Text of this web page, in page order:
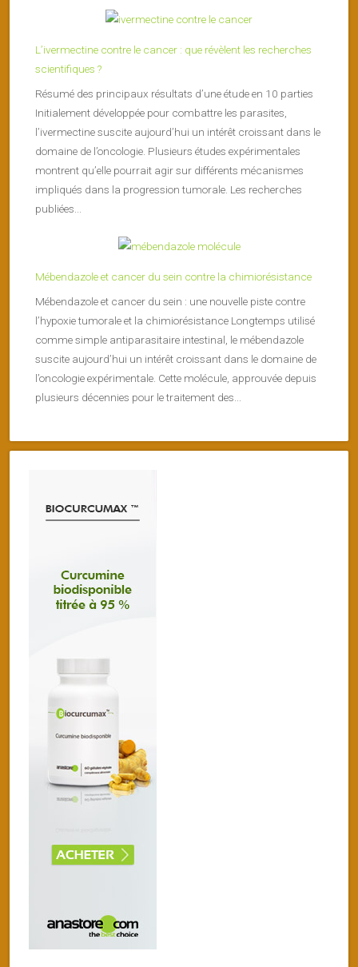
L’ivermectine contre le cancer : que révèlent les recherches
scientifiques ?
Résumé des principaux résultats d’une étude en 10 parties
Initialement développée pour combattre les parasites,
l’ivermectine suscite aujourd’hui un intérêt croissant dans le
domaine de l’oncologie. Plusieurs études expérimentales
montrent qu’elle pourrait agir sur différents mécanismes
impliqués dans la progression tumorale. Les recherches
publiées...
Mébendazole et cancer du sein contre la chimiorésistance
Mébendazole et cancer du sein : une nouvelle piste contre
l’hypoxie tumorale et la chimiorésistance Longtemps utilisé
comme simple antiparasitaire intestinal, le mébendazole
suscite aujourd’hui un intérêt croissant dans le domaine de
l’oncologie expérimentale. Cette molécule, approuvée depuis
plusieurs décennies pour le traitement des...